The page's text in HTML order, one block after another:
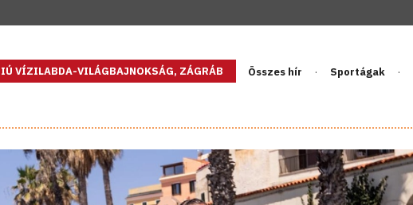
VÍZILABDA-VILÁGBAJNOKSÁG, ZÁGRÁB Összes hír Sportágak